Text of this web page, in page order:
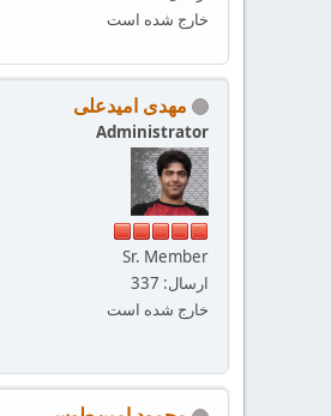
خارج شده است
مهدی امیدعلی
Administrator
Sr. Member
ارسال: 337
خارج شده است